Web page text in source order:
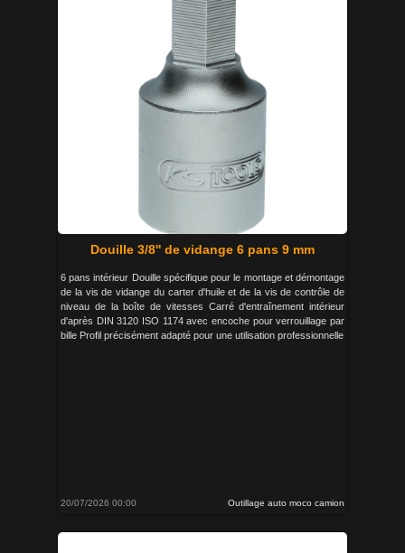
Douille 3/8'' de vidange 6 pans 9 mm
6 pans intérieur Douille spécifique pour le montage et démontage
de la vis de vidange du carter d'huile et de la vis de contrôle de
niveau de la boîte de vitesses Carré d'entraînement intérieur
d'après DIN 3120 ISO 1174 avec encoche pour verrouillage par
bille Profil précisément adapté pour une utilisation professionnelle
20/07/2026 00:00 Outillage auto moco camion